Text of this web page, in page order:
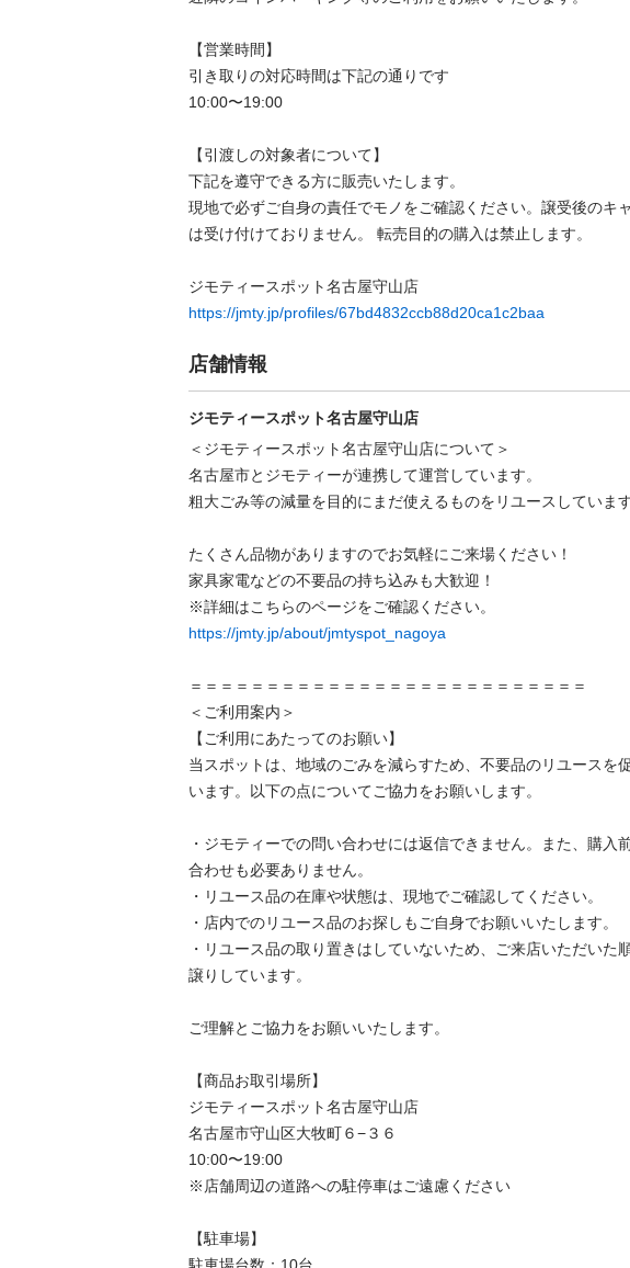
【営業時間】
引き取りの対応時間は下記の通りです
10:00〜19:00
【引渡しの対象者について】
下記を遵守できる⽅に販売いたします。
現地で必ずご⾃⾝の責任でモノをご確認ください。譲受後のキ
は受け付けておりません。 転売⽬的の購⼊は禁⽌します。
https://jmty.jp/profiles/67bd4832ccb88d20ca1c2baa
店舗情報
ジモティースポット名古屋守山店
＜ジモティースポット名古屋守山店について＞
名古屋市とジモティーが連携して運営しています。
粗⼤ごみ等の減量を⽬的にまだ使えるものをリユースしています
たくさん品物がありますのでお気軽にご来場ください！
家具家電などの不要品の持ち込みも大歓迎！
https://jmty.jp/about/jmtyspot_nagoya
＝＝＝＝＝＝＝＝＝＝＝＝＝＝＝＝＝＝＝＝＝＝＝＝＝＝
＜ご利用案内＞
【ご利用にあたってのお願い】
当スポットは、地域のごみを減らすため、不要品のリユースを
います。以下の点についてご協力をお願いします。
・ジモティーでの問い合わせには返信できません。また、購入
合わせも必要ありません。
・リユース品の在庫や状態は、現地でご確認してください。
・店内でのリユース品のお探しもご自身でお願いいたします。
・リユース品の取り置きはしていないため、ご来店いただいた
譲りしています。
ご理解とご協力をお願いいたします。
【商品お取引場所】
ジモティースポット名古屋守山店
名古屋市守山区大牧町６−３６
10:00〜19:00
※店舗周辺の道路への駐停車はご遠慮ください
【駐⾞場】